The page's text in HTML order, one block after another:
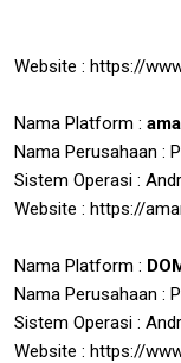
Website : https://
Nama Platform :
Nama Perusahaan :
Sistem Operasi :
Website : https://
Nama Platform :
Nama Perusahaan :
Sistem Operasi :
Website : https://